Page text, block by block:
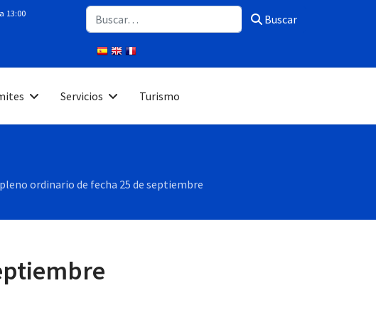
13:00 Buscar Buscar
Servicios Turismo
ordinario de fecha 25 de septiembre